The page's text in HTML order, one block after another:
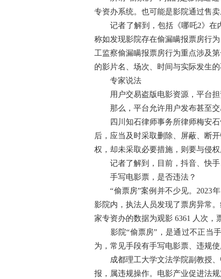
专资办系统。也可能是影院通过售
记者了解到，包括《哪吒2》在内
称如发现影院存在偷漏瞒报票房行
工监察偷漏瞒报票房行为重点涉及
的影片名、场次、时间与实际发生
专家说法
用户交易盗版电影资源，平台担
那么，平台允许用户发布甚至交
四川知石律师事务所律师梅安石
后，应当及时采取删除、屏蔽、断
权，却未采取必要措施，则要与侵权
记者了解到，目前，抖音、快手
手写电影票，是否违法？
“偷票房”案例并不少见。2023年
影院内，执法人员发现了票房异常
家专资办的数据为观影 6361 人次，
影院“偷票房”，是通过不正当手
为，常见手段有手写电影票、违规
成都理工大学文法学院副教授、
报，属违规操作。电影产业促进法